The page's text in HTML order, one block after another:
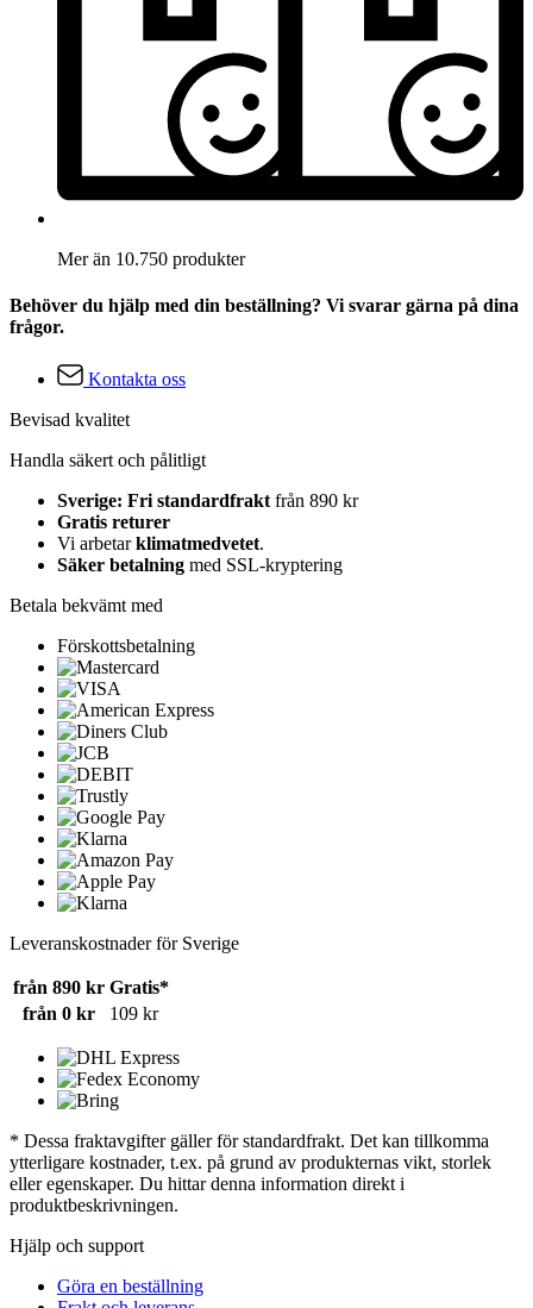
Mer än 10.750 produkter
Behöver du hjälp med din beställning? Vi svarar gärna på dina
frågor.
Kontakta oss
Bevisad kvalitet
Handla säkert och pålitligt
Sverige: Fri standardfrakt från 890 kr
Gratis returer
Vi arbetarklimatmedvetet.
Säker betalning med SSL-kryptering
Betala bekvämt med
Förskottsbetalning
Leveranskostnader för Sverige
från 890 kr Gratis*
från 0 kr
109 kr
* Dessa fraktavgifter gäller för standardfrakt. Det kan tillkomma
ytterligare kostnader, t.ex. på grund av produkternas vikt, storlek
eller egenskaper. Du hittar denna information direkt i
produktbeskrivningen.
Hjälp och support
Göra en beställning